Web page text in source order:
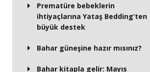
Prematüre bebeklerin
ihtiyaçlarına Yataş Bedding’ten
büyük destek
Bahar güneşine hazır mısınız?
Bahar kitapla gelir: Mayıs